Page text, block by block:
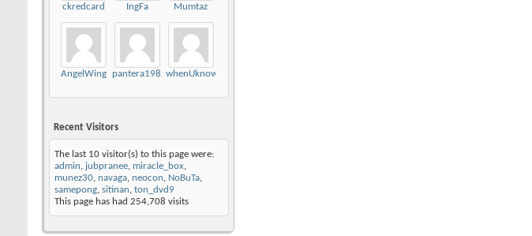
ckredcard IngFa Mumtaz
AngelWing pantera1982whenUknow
Recent Visitors
The last 10 visitor(s) to this page were:
admin, jubpranee, miracle_box,
munez30, navaga, neocon, NoBuTa,
samepong, sitinan, ton_dvd9
This page has had 254,708 visits